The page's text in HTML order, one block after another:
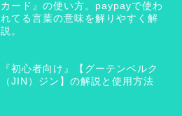
カード』の使い方。paypayで使わ
れてる言葉の意味を解りやすく解
説。
『初心者向け』【グーテンベルク
（JIN）ジン】の解説と使用方法